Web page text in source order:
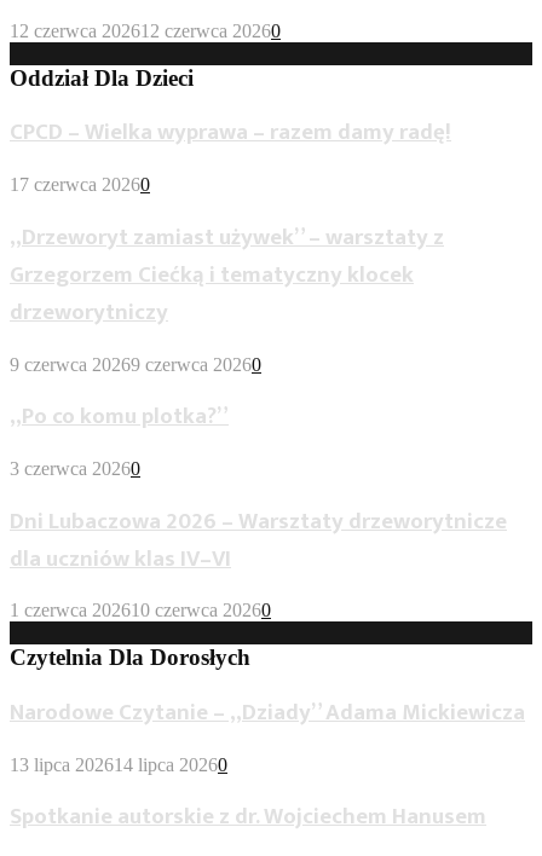
12 czerwca 202612 czerwca 20260
Oddział Dla Dzieci
CPCD – Wielka wyprawa – razem damy radę!
17 czerwca 20260
„Drzeworyt zamiast używek” – warsztaty z
Grzegorzem Ciećką i tematyczny klocek
drzeworytniczy
9 czerwca 20269 czerwca 20260
„Po co komu plotka?”
3 czerwca 20260
Dni Lubaczowa 2026 – Warsztaty drzeworytnicze
dla uczniów klas IV–VI
1 czerwca 202610 czerwca 20260
Czytelnia Dla Dorosłych
Narodowe Czytanie – „Dziady” Adama Mickiewicza
13 lipca 202614 lipca 20260
Spotkanie autorskie z dr. Wojciechem Hanusem